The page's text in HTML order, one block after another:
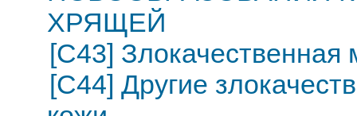
ХРЯЩЕЙ
[C43]
[C44] Другие